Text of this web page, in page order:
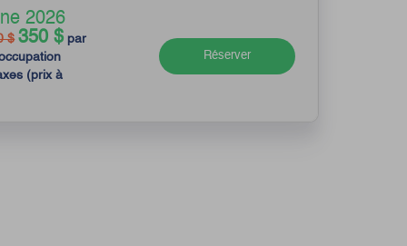
2026
$ 350 $ par
(prix à
Réserver